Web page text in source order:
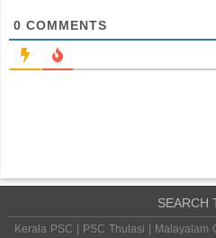
0 COMMENTS
SEARCH
Kerala PSC | PSC Thulasi | Malayalam